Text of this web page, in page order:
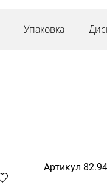
Упаковка
Артикул